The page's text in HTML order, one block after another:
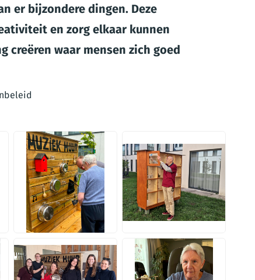
er bijzondere dingen. Deze
en zorg elkaar kunnen
creëren waar mensen zich goed
PNG PNG